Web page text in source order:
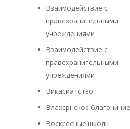
Взаимодействие с
правохранительными
учреждениями
Взаимодействие с
правохранительными
учреждениями
Викариатство
Влахернское благочиние
Воскресные школы